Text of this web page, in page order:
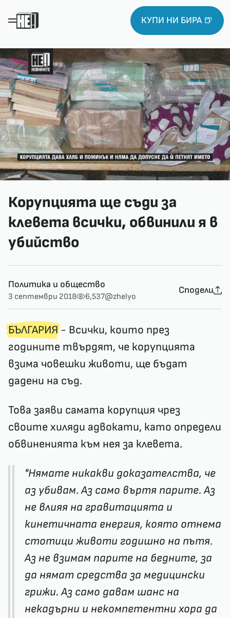
КУПИ НИ БИРА 🍺
Корупцията ще съди за
клевета всички, обвинили я в
убийство
Политика и общество
3 септември 2018 6,537@zhelyo
Сподели
БЪЛГАРИЯ- Всички, които през
годините твърдят, че корупцията
взима човешки животи, ще бъдат
дадени на съд.
Това заяви самата корупция чрез
своите хиляди адвокати, като определи
обвиненията към нея за клевета.
"Нямате никакви доказателства, че
аз убивам. Аз само въртя парите. Аз
не влияя на гравитацията и
кинетичната енергия, която отнема
стотици животи годишно на пътя.
Аз не взимам парите на бедните, за
да нямат средства за медицински
грижи. Аз само давам шанс на
некадърни и некомпетентни хора да